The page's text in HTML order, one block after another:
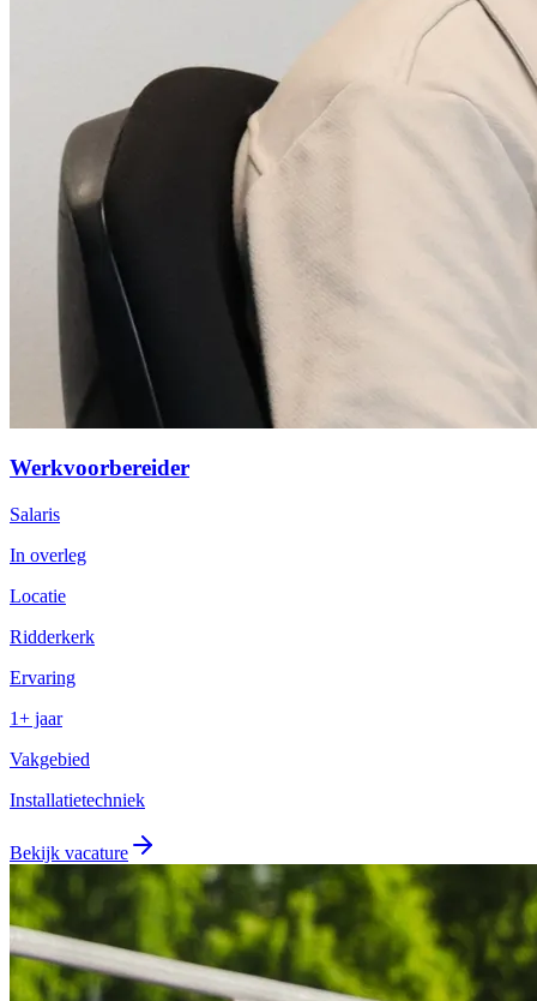
Werkvoorbereider
Salaris
In overleg
Locatie
Ridderkerk
Ervaring
1+ jaar
Vakgebied
Installatietechniek
Bekijk vacature